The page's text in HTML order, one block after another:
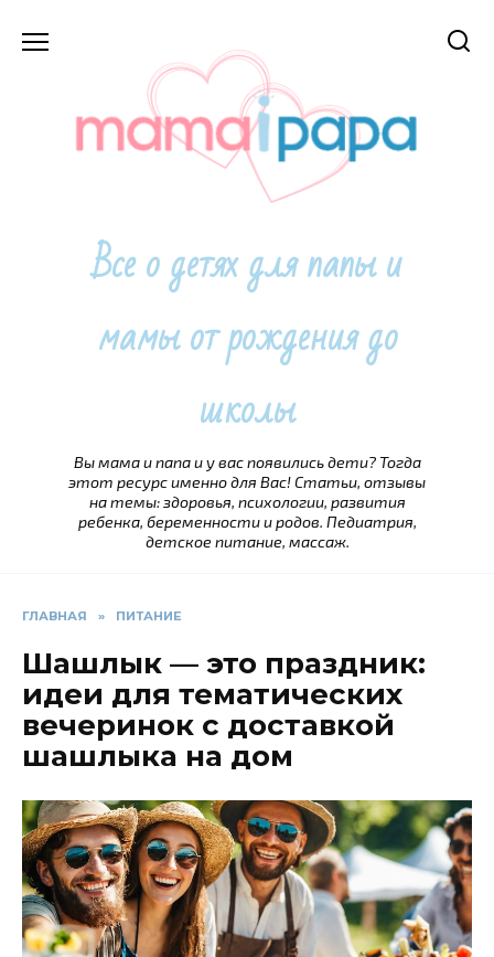
Все о детях для папы и
мамы от рождения до
школы
Вы мама и папа и у вас появились дети? Тогда
этот ресурс именно для Вас! Статьи, отзывы
на темы: здоровья, психологии, развития
ребенка, беременности и родов. Педиатрия,
детское питание, массаж.
ГЛАВНАЯ » ПИТАНИЕ
Шашлык — это праздник:
идеи для тематических
вечеринок с доставкой
шашлыка на дом